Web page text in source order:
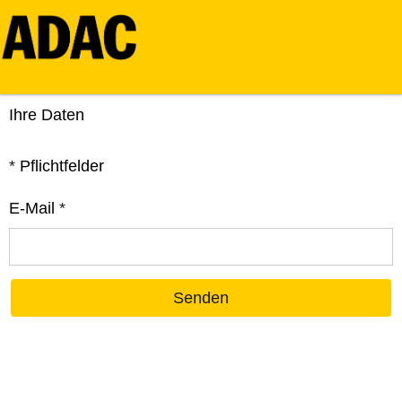
Ihre Daten
* Pflichtfelder
E-Mail *
Senden